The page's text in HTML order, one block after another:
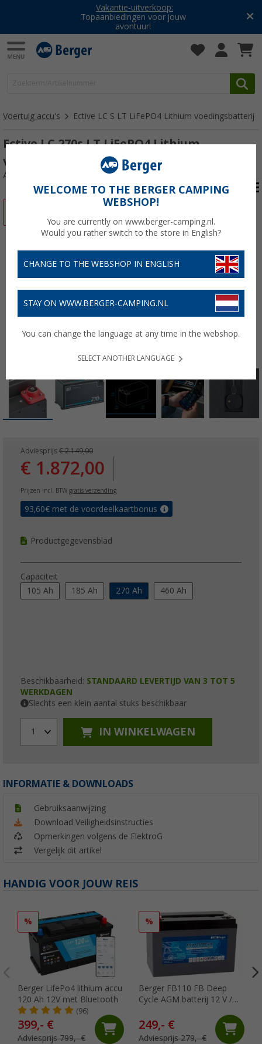
Vakantie-uitverkoop:
Topaanbiedingen voor jouw
avontuur!
Voertuig accu's Ective LC S LT LiFePO4 Lithium voedingsbatterij
Ective LC 270s LT LiFePO4 Lithium
voedingsaccu 270 Ah
Artikelnr: 488669
Adviesprijs € 2.149,00
€ 1.872,00
Prijzen incl. BTW gratis verzending
93,60€ met de voordeelkaartbonus
Productgegevensblad
Capaciteit
105 Ah
185 Ah 270 Ah 460 Ah
Beschikbaarheid: STANDAARD LEVERTIJD VAN 3 TOT 5
WERKDAGEN
Slechts een klein aantal stuks beschikbaar
1 IN WINKELWAGEN
INFORMATIE & DOWNLOADS
Gebruiksaanwijzing
Download Veiligheidsinstructies
Opmerkingen volgens de ElektroG
Vergelijk dit artikel
HANDIG VOOR JOUW REIS
%
Berger LifePo4 lithium accu
120 Ah 12V met Bluetooth
(96)
399,- €
Adviesprijs 799,- €
%
Berger FB110 FB Deep
Cycle AGM batterij 12 V /
249,- €
Adviesprijs 279,- €
WELCOME TO THE BERGER CAMPING
WEBSHOP!
You are currently on www.berger-camping.nl.
Would you rather switch to the store in English?
CHANGE TO THE WEBSHOP IN ENGLISH
STAY ON WWW.BERGER-CAMPING.NL
You can change the language at any time in the webshop.
SELECT ANOTHER LANGUAGE